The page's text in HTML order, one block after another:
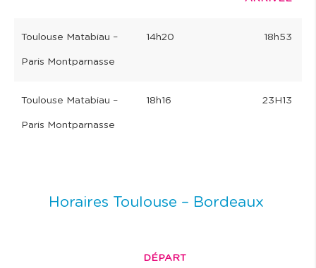
Toulouse Matabiau –
Paris Montparnasse
14h20 18h53
Toulouse Matabiau –
Paris Montparnasse
18h16 23H13
Horaires Toulouse – Bordeaux
DÉPART